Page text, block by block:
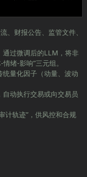
、财报公告、监管文件、
通过微调后的LLM，将非
绪-影响”三元组。
量化因子（动量、波动
动执行交易或向交易员
计轨迹”，供风控和合规